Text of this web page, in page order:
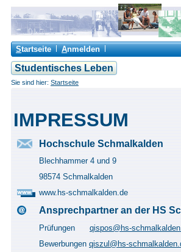
Startseite Anmelden
Studentisches Leben
Sie sind hier: Startseite
IMPRESSUM
Hochschule Schmalkalden
Blechhammer 4 und 9
98574 Schmalkalden
www.hs-schmalkalden.de
Ansprechpartner an der HS
Prüfungen qispos@hs-
Bewerbungen qiszul@hs-